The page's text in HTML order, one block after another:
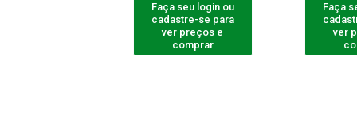
Faça seu login ou
cadastre-se para
ver preços e
comprar
Faça
ver